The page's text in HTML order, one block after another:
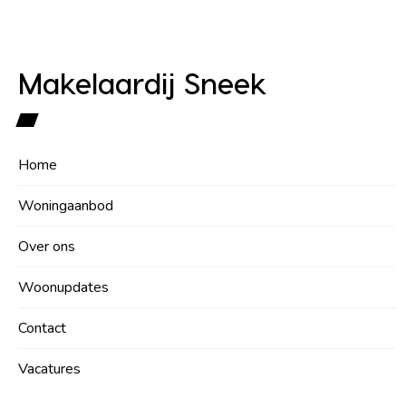
Makelaardij Sneek
Home
Woningaanbod
Over ons
Woonupdates
Contact
Vacatures